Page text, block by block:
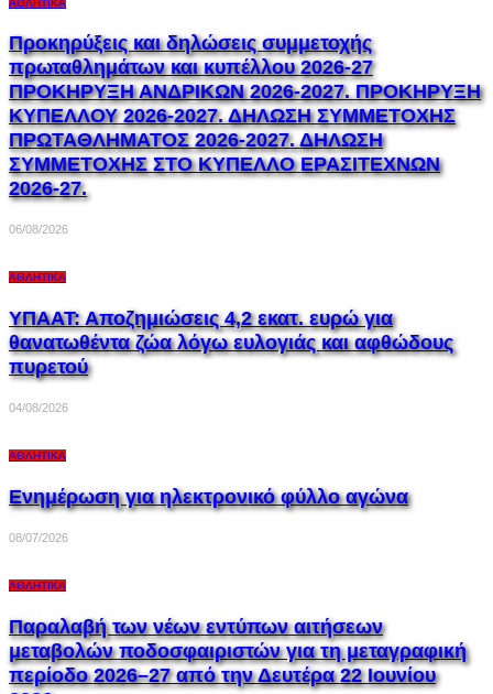
Προκηρύξεις και δηλώσεις συμμετοχής
πρωταθλημάτων και κυπέλλου 2026-27
ΠΡΟΚΗΡΥΞΗ ΑΝΔΡΙΚΩΝ 2026-2027. ΠΡΟΚΗΡΥΞΗ
ΚΥΠΕΛΛΟΥ 2026-2027. ΔΗΛΩΣΗ ΣΥΜΜΕΤΟΧΗΣ
ΠΡΩΤΑΘΛΗΜΑΤΟΣ 2026-2027. ΔΗΛΩΣΗ
ΣΥΜΜΕΤΟΧΗΣ ΣΤΟ ΚΥΠΕΛΛΟ ΕΡΑΣΙΤΕΧΝΩΝ
2026-27.
06/08/2026
ΑΘΛΗΤΙΚΆ
ΥΠΑΑΤ: Αποζημιώσεις 4,2 εκατ. ευρώ για
θανατωθέντα ζώα λόγω ευλογιάς και αφθώδους
πυρετού
04/08/2026
ΑΘΛΗΤΙΚΆ
Ενημέρωση για ηλεκτρονικό φύλλο αγώνα
08/07/2026
ΑΘΛΗΤΙΚΆ
Παραλαβή των νέων εντύπων αιτήσεων
μεταβολών ποδοσφαιριστών για τη μεταγραφική
περίοδο 2026–27 από την Δευτέρα 22 Ιουνίου